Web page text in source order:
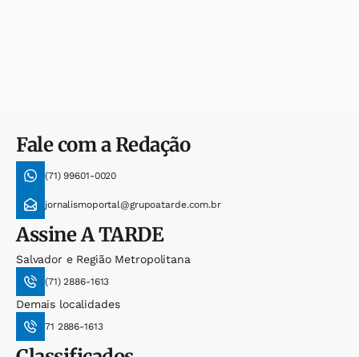
Fale com a Redação
(71) 99601-0020
jornalismoportal@grupoatarde.com.br
AssineA TARDE
Salvador e Região Metropolitana
(71) 2886-1613
Demais localidades
71 2886-1613